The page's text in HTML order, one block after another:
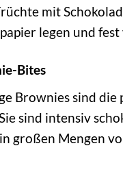
mit
legen und fest
Bites
Brownies sind die
sind intensiv
großen Mengen